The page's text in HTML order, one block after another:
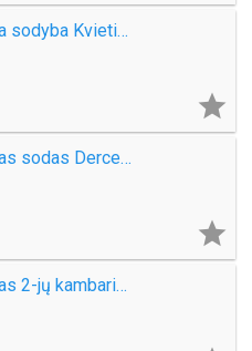
Parduodama sodyba Kvietinių k.

Parduodamas sodas Derceklių k., s/b Dituva

Parduodamas 2-jų kambarių butas J. Zauerveino g.